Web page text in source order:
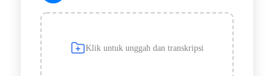
Klik untuk unggah dan transkripsi